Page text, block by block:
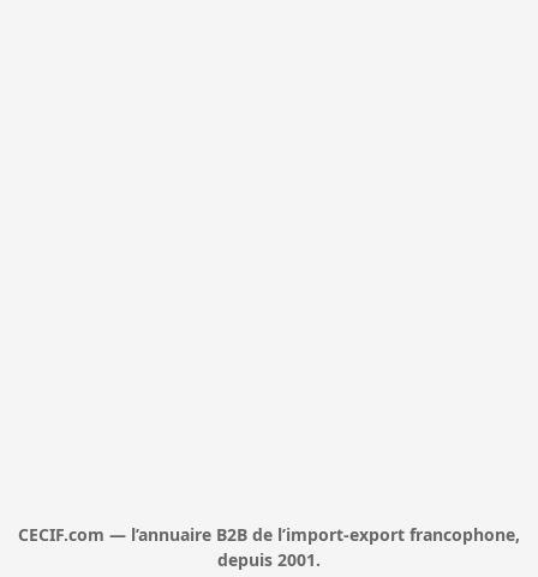
CECIF.com — l’annuaire B2B de l’import-export francophone,
depuis 2001.